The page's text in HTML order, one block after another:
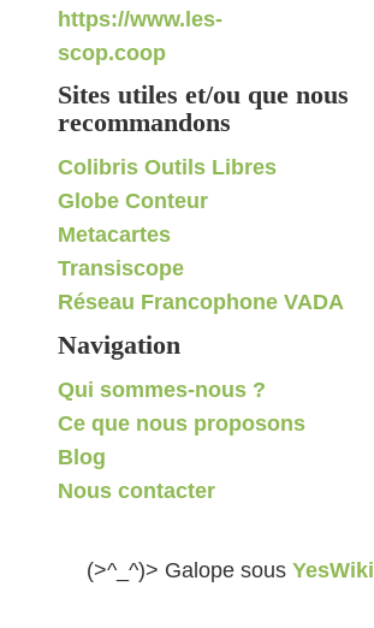
Sites utiles et/ou que nous
recommandons
Colibris Outils Libres
Globe Conteur
Metacartes
Transiscope
Réseau Francophone VADA
Navigation
Qui sommes-nous ?
Ce que nous proposons
Blog
Nous contacter
(>^_^)> Galope sous YesWiki